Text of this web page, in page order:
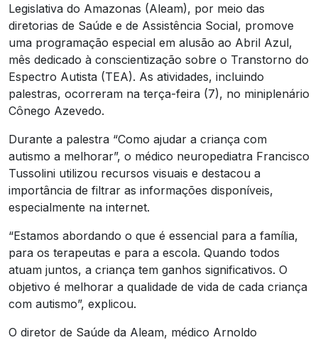
Legislativa do Amazonas (Aleam), por meio das
diretorias de Saúde e de Assistência Social, promove
uma programação especial em alusão ao Abril Azul,
mês dedicado à conscientização sobre o Transtorno do
Espectro Autista (TEA). As atividades, incluindo
palestras, ocorreram na terça-feira (7), no miniplenário
Cônego Azevedo.
Durante a palestra “Como ajudar a criança com
autismo a melhorar”, o médico neuropediatra Francisco
Tussolini utilizou recursos visuais e destacou a
importância de filtrar as informações disponíveis,
especialmente na internet.
“Estamos abordando o que é essencial para a família,
para os terapeutas e para a escola. Quando todos
atuam juntos, a criança tem ganhos significativos. O
objetivo é melhorar a qualidade de vida de cada criança
com autismo”, explicou.
O diretor de Saúde da Aleam, médico Arnoldo